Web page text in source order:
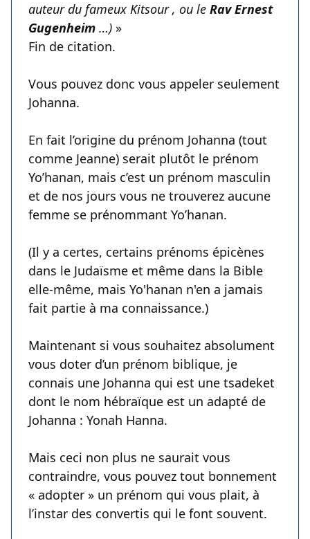
auteur du fameux Kitsour , ou le Rav Ernest
Gugenheim …) »
Fin de citation.
Vous pouvez donc vous appeler seulement
Johanna.
En fait l’origine du prénom Johanna (tout
comme Jeanne) serait plutôt le prénom
Yo’hanan, mais c’est un prénom masculin
et de nos jours vous ne trouverez aucune
femme se prénommant Yo’hanan.
(Il y a certes, certains prénoms épicènes
dans le Judaïsme et même dans la Bible
elle-même, mais Yo'hanan n'en a jamais
fait partie à ma connaissance.)
Maintenant si vous souhaitez absolument
vous doter d’un prénom biblique, je
connais une Johanna qui est une tsadeket
dont le nom hébraïque est un adapté de
Johanna : Yonah Hanna.
Mais ceci non plus ne saurait vous
contraindre, vous pouvez tout bonnement
« adopter » un prénom qui vous plait, à
l’instar des convertis qui le font souvent.